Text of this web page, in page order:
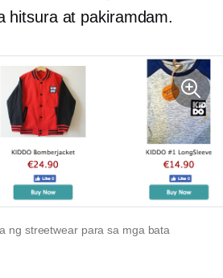
hitsura at pakiramdam.
ng streetwear para sa mga bata